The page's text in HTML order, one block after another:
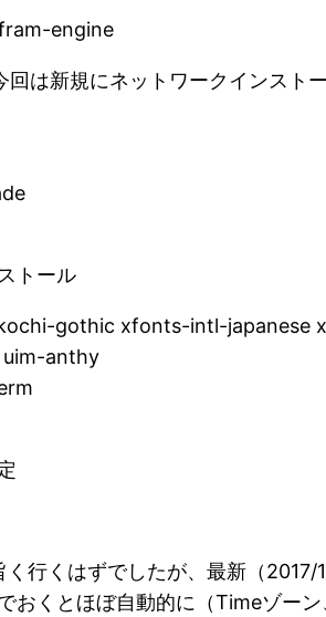
engine
は新規にネットワークインスト
トール
gothic xfonts-intl-japanese
anthy
行くはずでしたが、最新（
おくとほぼ自動的に（Timeゾー